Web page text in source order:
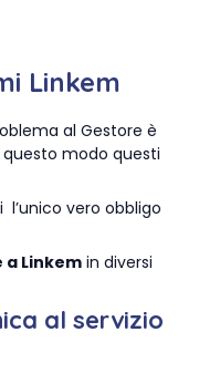
Linkem
al Gestore è
modo questi
vero obbligo
Linkem in diversi
al servizio